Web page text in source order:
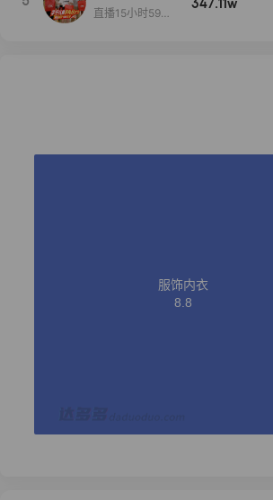
爆款赤兔8pr
直播15小时59
347.11w